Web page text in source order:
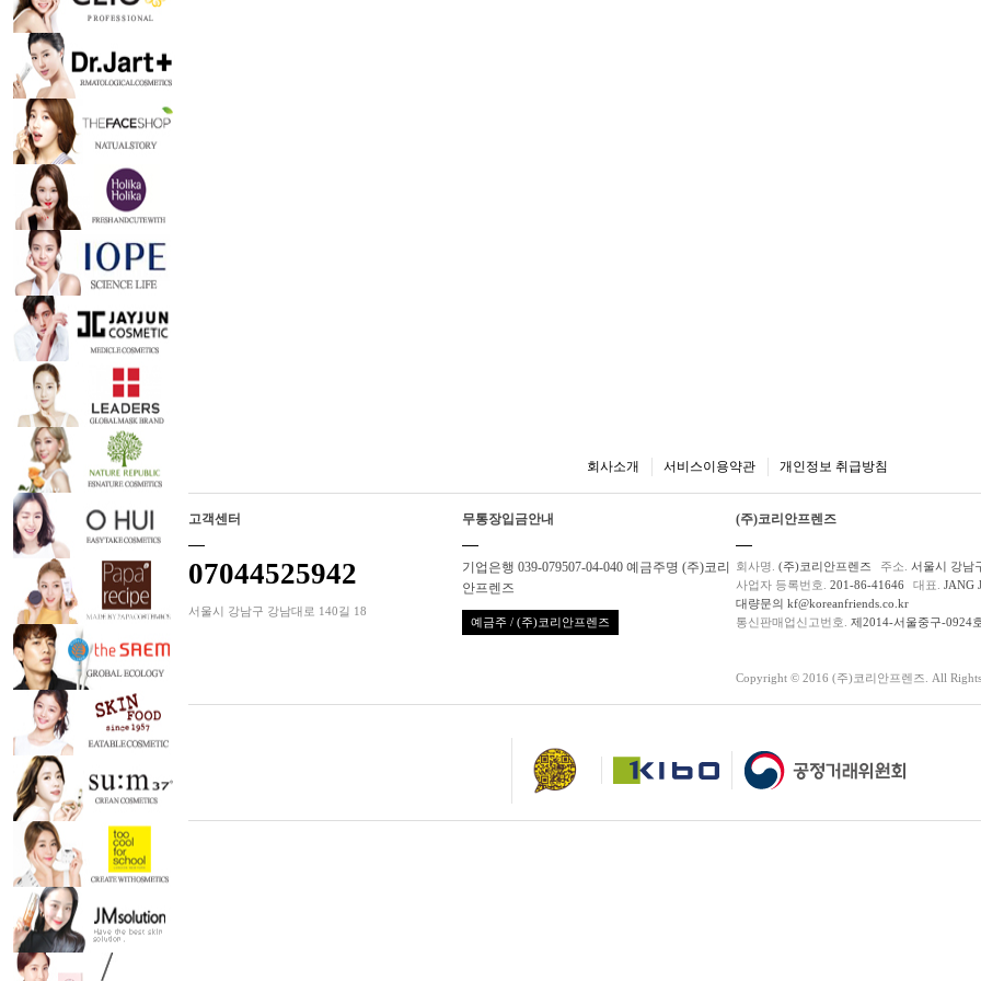
회사소개 서비스이용약관 개인정보 취급방침
고객센터
07044525942
서울시 강남구 강남대로 140길 18
무통장입금안내
기업은행 039-079507-04-040 예금주명 (주)코리
안프렌즈
예금주 / (주)코리안프렌즈
(주)코리안프렌즈
회사명. (주)코리안프렌즈 주소. 서울시 강남
사업자 등록번호. 201-86-41646 대표. JANG
대량문의 kf@koreanfriends.co.kr
통신판매업신고번호. 제2014-서울중구-0924
Copyright © 2016 (주)코리안프렌즈. All Rights